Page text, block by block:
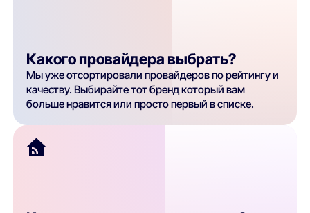
Какого провайдера выбрать?
Мы уже отсортировали провайдеров по рейтингу и
качеству. Выбирайте тот бренд который вам
больше нравится или просто первый в списке.